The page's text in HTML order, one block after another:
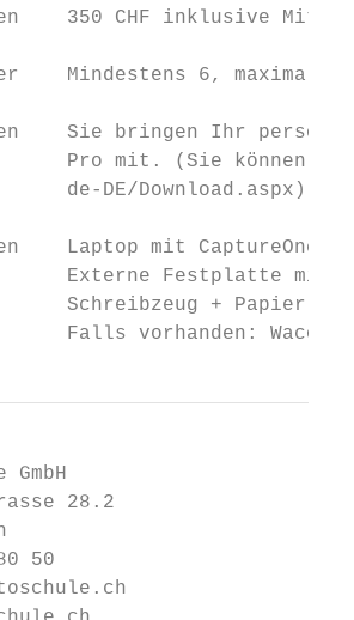
350 CHF inklusive
Mindestens 6, maximal 8
Sie bringen Ihr
Pro mit. (Sie können
de-DE/Download.aspx)
Laptop mit CaptureOne
Externe Festplatte mit
Schreibzeug + Papier
Falls vorhanden: Wacom
28.2
50